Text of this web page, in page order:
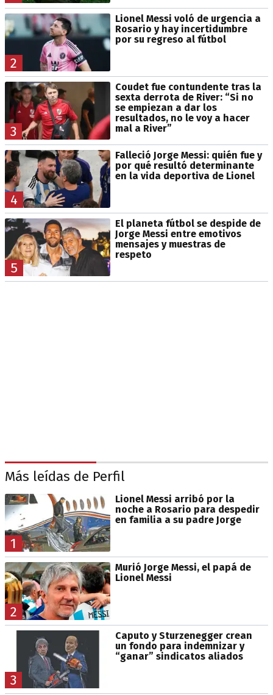
2
Lionel Messi voló de urgencia a
Rosario y hay incertidumbre
por su regreso al fútbol
3
Coudet fue contundente tras la
sexta derrota de River: “Si no
se empiezan a dar los
resultados, no le voy a hacer
mal a River”
4
Falleció Jorge Messi: quién fue y
por qué resultó determinante
en la vida deportiva de Lionel
5
El planeta fútbol se despide de
Jorge Messi entre emotivos
mensajes y muestras de
respeto
Más leídas de Perfil
1
Lionel Messi arribó por la
noche a Rosario para despedir
en familia a su padre Jorge
2
Murió Jorge Messi, el papá de
Lionel Messi
3
Caputo y Sturzenegger crean
un fondo para indemnizar y
“ganar” sindicatos aliados